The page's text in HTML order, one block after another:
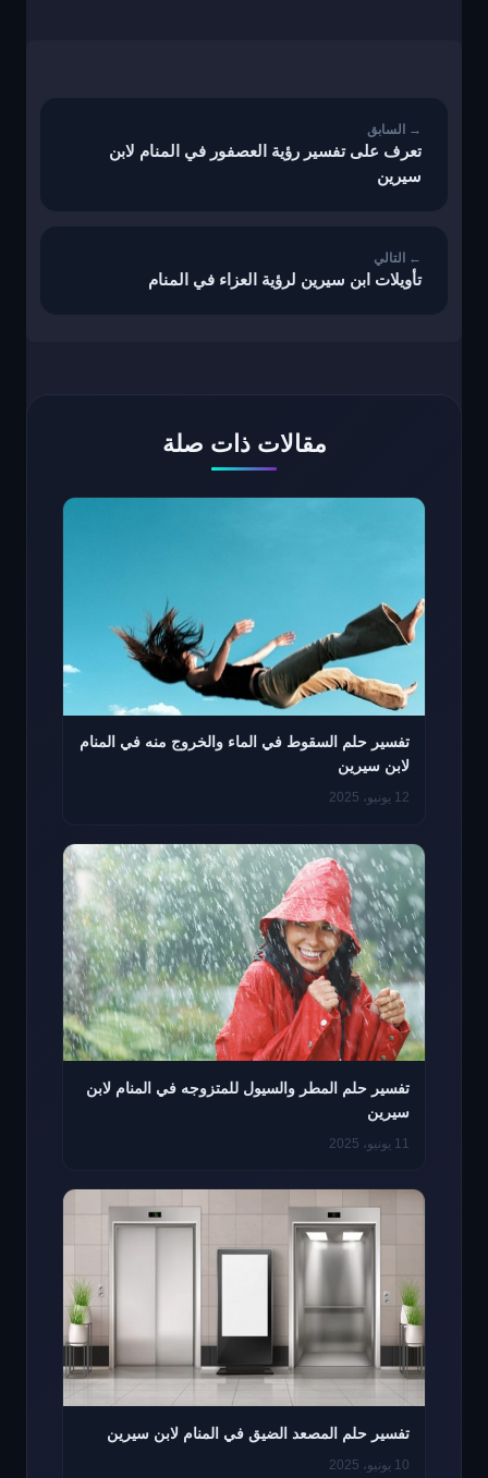
تعرف على تفسير رؤية العصفور في المنام لابن
سيرين
تأويلات ابن سيرين لرؤية العزاء في المنام
مقالات ذات صلة
تفسير حلم السقوط في الماء والخروج منه في المنام
لابن سيرين
12 يونيو، 2025
تفسير حلم المطر والسيول للمتزوجه في المنام لابن
سيرين
11 يونيو، 2025
تفسير حلم المصعد الضيق في المنام لابن سيرين
10 يونيو، 2025